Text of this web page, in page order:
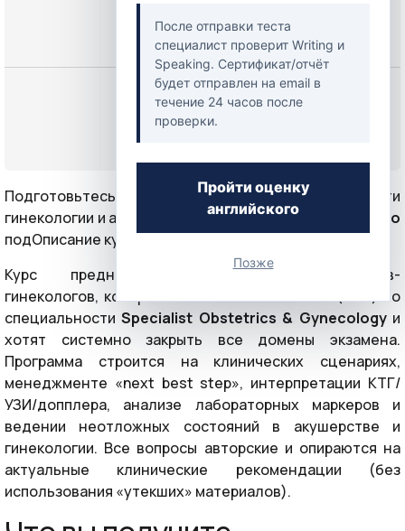
После отправки теста
специалист проверит Writing и
Speaking. Сертификат/отчёт
будет отправлен на email в
течение 24 часов после
проверки.
Пройти оценку
английского
Позже
249,00 $
Начать
Подготовьтесь к экзаменамPrometric в области
гинекологии и акушерства с помощью1200 тщательно
подОписание курса
Курс предназначен для врачей-акушеров-
гинекологов, которые готовятся к Prometric (DHA) по
специальностиSpecialist Obstetrics & Gynecologyи
хотят системно закрыть все домены экзамена.
Программа строится на клинических сценариях,
менеджменте «next best step», интерпретации КТГ/
УЗИ/допплера, анализе лабораторных маркеров и
ведении неотложных состояний в акушерстве и
гинекологии. Все вопросы авторские и опираются на
актуальные клинические рекомендации (без
использования «утекших» материалов).